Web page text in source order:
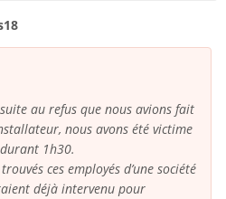
au refus que nous avions fait
nous avons été victime
1h30.
ces employés d’une société
déjà intervenu pour